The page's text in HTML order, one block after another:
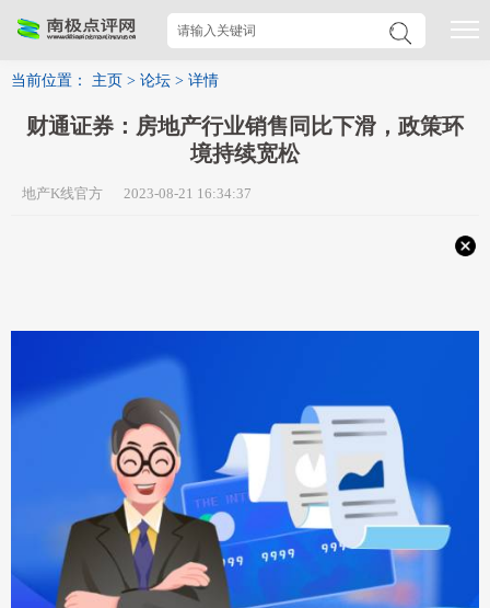
当前位置： 主页 > 论坛 > 详情
财通证券：房地产行业销售同比下滑，政策环
境持续宽松
地产K线官方 2023-08-21 16:34:37